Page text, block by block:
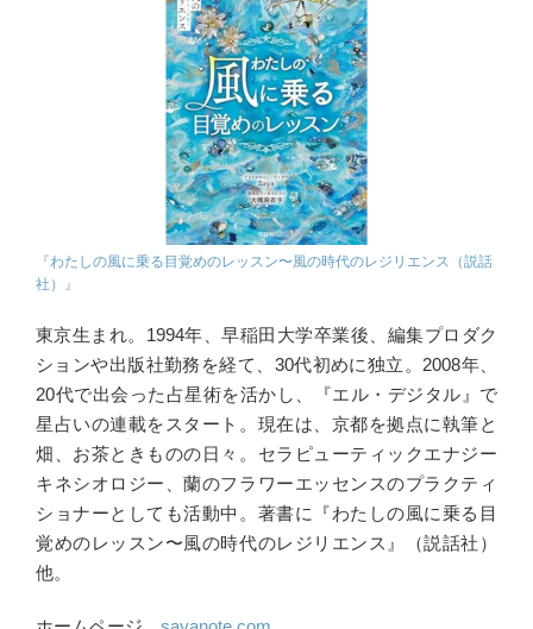
『わたしの風に乗る目覚めのレッスン〜風の時代のレジリエンス（説話
社）
』
東京生まれ。1994年、早稲田大学卒業後、編集プロダク
ションや出版社勤務を経て、30代初めに独立。2008年、
20代で出会った占星術を活かし、『エル・デジタル』で
星占いの連載をスタート。現在は、京都を拠点に執筆と
畑、お茶ときものの日々。セラピューティックエナジー
キネシオロジー、蘭のフラワーエッセンスのプラクティ
ショナーとしても活動中。著書に『わたしの風に乗る目
覚めのレッスン〜風の時代のレジリエンス』（説話社）
他。